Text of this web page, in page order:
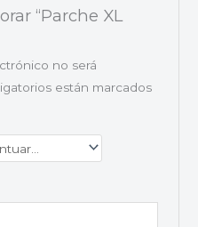
“Parche XL
no será
están marcados